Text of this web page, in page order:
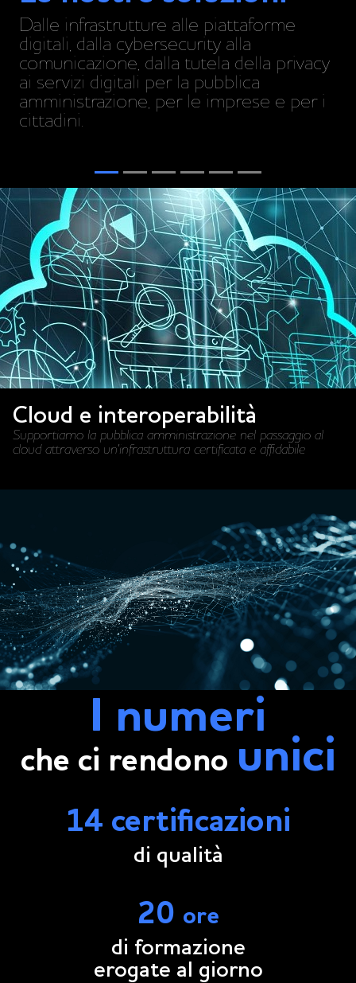
Cloud e interoperabilità
Supportiamo la pubblica amministrazione nel passaggio al
cloud attraverso un'infrastruttura certificata e affidabile
Dalle infrastrutture alle piattaforme
digitali, dalla cybersecurity alla
comunicazione, dalla tutela della privacy
ai servizi digitali per la pubblica
amministrazione, per le imprese e per i
cittadini.
I numeri
che ci rendono unici
14 certificazioni
di qualità
20 ore
di formazione
erogate al giorno